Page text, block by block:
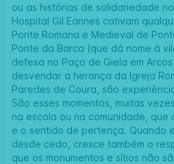
ou as histórias de solidariedade
Hospital Gil Eannes cativam
Ponte Romana e Medieval de
Ponte da Barca (que dá nome à
defesa no Paço de Giela em
desvendar a herança da Igreja
Paredes de Coura, são
São esses momentos, muitas
na escola ou na comunidade, que
e o sentido de pertença. Quando
desde cedo, cresce também o
que os monumentos e sítios não